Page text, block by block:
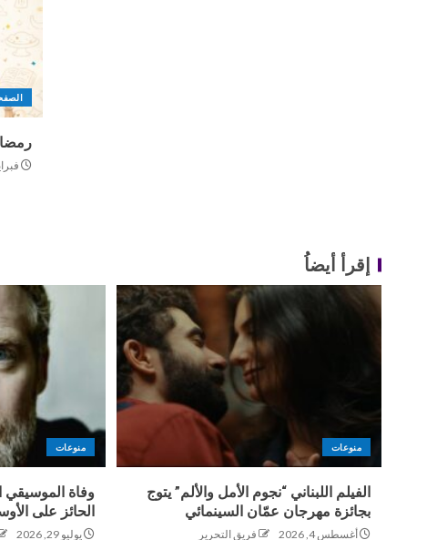
فبراير 17,
إقرأ أيضاُ
منوعات
الفيلم اللبناني “نجوم الأمل والألم” يتوج
بجائزة مهرجان عمّان السينمائي
أغسطس 4, 2026 فريق التحرير
منوعات
وفاة الموسيقي
الحائز على
يوليو 29, 2026